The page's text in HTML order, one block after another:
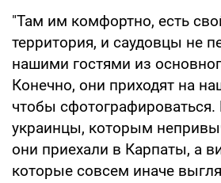
"Там им комфортно, есть
территория, и саудовцы не
нашими гостями из
Конечно, они приходят на
чтобы сфотографироваться.
украинцы, которым
они приехали в Карпаты, а
которые совсем иначе